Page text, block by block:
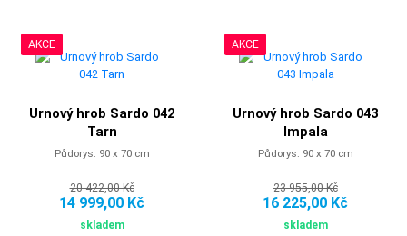
AKCE
Urnový hrob Sardo 042
Tarn
Půdorys: 90 x 70 cm
20 422,00 Kč
14 999,00 Kč
skladem
AKCE
Urnový hrob Sardo 043
Impala
Půdorys: 90 x 70 cm
23 955,00 Kč
16 225,00 Kč
skladem